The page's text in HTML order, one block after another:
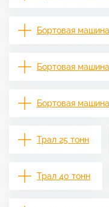
Бортовая
Бортовая
Бортовая
Трал 25 тонн
Трал 40 тонн